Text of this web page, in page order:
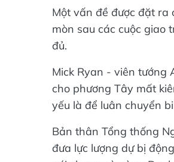
Một vấn đề được đặt ra
mòn sau các cuộc giao
đủ.
Mick Ryan - viên tướng
cho phương Tây mất
yếu là để luân chuyển
Bản thân Tổng thống
đưa lực lượng dự bị